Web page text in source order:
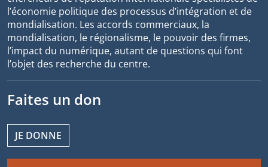
l’économie politique des processus d’intégration et de
mondialisation. Les accords commerciaux, la
mondialisation, le régionalisme, le pouvoir des firmes,
l’impact du numérique, autant de questions qui font
l’objet des recherche du centre.
Faites un don
JE DONNE